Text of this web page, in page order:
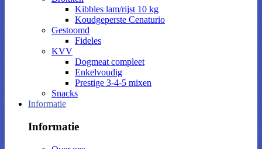
Kibbles lam/rijst 10 kg
Koudgeperste Cenaturio
Gestoomd
Fideles
KVV
Dogmeat compleet
Enkelvoudig
Prestige 3-4-5 mixen
Snacks
Informatie
Informatie